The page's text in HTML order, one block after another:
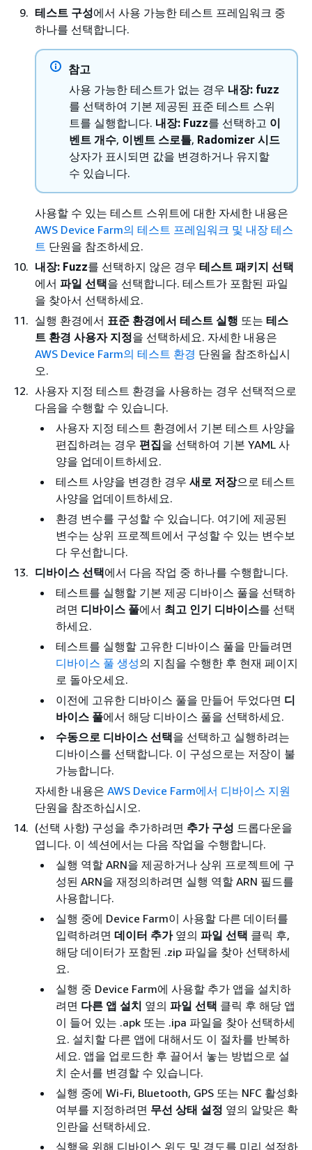
테스트 구성에서 사용 가능한 테스트 프레임워크 중
하나를 선택합니다.
참고
사용 가능한 테스트가 없는 경우 내장: fuzz
를 선택하여 기본 제공된 표준 테스트 스위
트를 실행합니다. 내장: Fuzz를 선택하고 이
벤트 개수, 이벤트 스로틀, Radomizer 시드
상자가 표시되면 값을 변경하거나 유지할
수 있습니다.
사용할 수 있는 테스트 스위트에 대한 자세한 내용은
AWS Device Farm의 테스트 프레임워크 및 내장 테스
트 단원을 참조하세요.
내장: Fuzz를 선택하지 않은 경우 테스트 패키지 선택
에서 파일 선택을 선택합니다. 테스트가 포함된 파일
을 찾아서 선택하세요.
실행 환경에서 표준 환경에서 테스트 실행 또는 테스
트 환경 사용자 지정을 선택하세요. 자세한 내용은
AWS Device Farm의 테스트 환경 단원을 참조하십시
오.
사용자 지정 테스트 환경을 사용하는 경우 선택적으로
다음을 수행할 수 있습니다.
사용자 지정 테스트 환경에서 기본 테스트 사양을
편집하려는 경우 편집을 선택하여 기본 YAML 사
양을 업데이트하세요.
테스트 사양을 변경한 경우 새로 저장으로 테스트
사양을 업데이트하세요.
환경 변수를 구성할 수 있습니다. 여기에 제공된
변수는 상위 프로젝트에서 구성할 수 있는 변수보
다 우선합니다.
디바이스 선택에서 다음 작업 중 하나를 수행합니다.
테스트를 실행할 기본 제공 디바이스 풀을 선택하
려면 디바이스 풀에서 최고 인기 디바이스를 선택
하세요.
테스트를 실행할 고유한 디바이스 풀을 만들려면
디바이스 풀 생성의 지침을 수행한 후 현재 페이지
로 돌아오세요.
이전에 고유한 디바이스 풀을 만들어 두었다면 디
바이스 풀에서 해당 디바이스 풀을 선택하세요.
수동으로 디바이스 선택을 선택하고 실행하려는
디바이스를 선택합니다. 이 구성으로는 저장이 불
가능합니다.
자세한 내용은 AWS Device Farm에서 디바이스 지원
단원을 참조하십시오.
(선택 사항) 구성을 추가하려면 추가 구성 드롭다운을
엽니다. 이 섹션에서는 다음 작업을 수행합니다.
실행 역할 ARN을 제공하거나 상위 프로젝트에 구
성된 ARN을 재정의하려면 실행 역할 ARN 필드를
사용합니다.
실행 중에 Device Farm이 사용할 다른 데이터를
입력하려면 데이터 추가옆의 파일 선택 클릭 후,
해당 데이터가 포함된 .zip 파일을 찾아 선택하세
요.
실행 중 Device Farm에 사용할 추가 앱을 설치하
려면 다른 앱 설치 옆의 파일 선택 클릭 후 해당 앱
이 들어 있는 .apk 또는 .ipa 파일을 찾아 선택하세
요. 설치할 다른 앱에 대해서도 이 절차를 반복하
세요. 앱을 업로드한 후 끌어서 놓는 방법으로 설
치 순서를 변경할 수 있습니다.
실행 중에 Wi-Fi, Bluetooth, GPS 또는 NFC 활성화
여부를 지정하려면 무선 상태 설정 옆의 알맞은 확
인란을 선택하세요.
실행을 위해 디바이스 위도 및 경도를 미리 설정하